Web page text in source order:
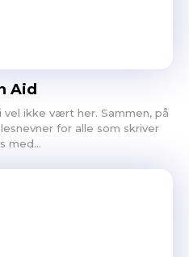
Aid
for alle som skriver
med...